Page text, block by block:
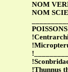
NOM
NOM
POISSONS
!Thunnus